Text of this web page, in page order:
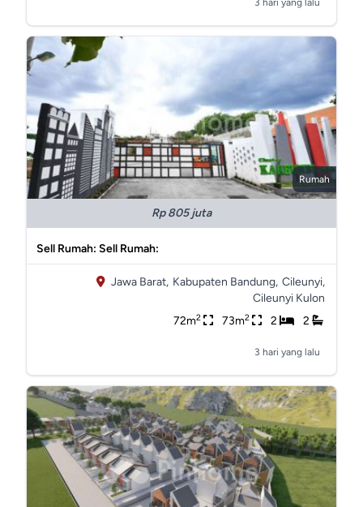
3 hari yang lalu
Rumah
Rp 805 juta
Sell Rumah: Sell Rumah:
Jawa Barat, Kabupaten Bandung, Cileunyi,
Cileunyi Kulon
72m2 73m2 2 2
3 hari yang lalu